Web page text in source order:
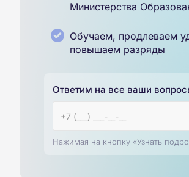
Министерства
Обучаем, продлеваем
повышаем разряды
Ответим на все ваши
Нажимая на кнопку «Узнать